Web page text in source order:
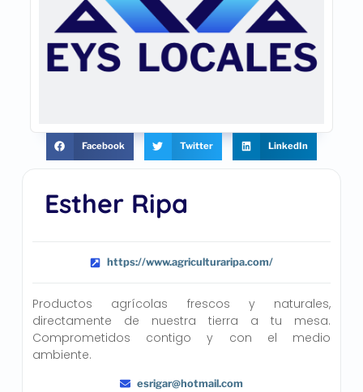
Esther Ripa
https://www.agriculturaripa.com/
Productos agrícolas frescos y naturales,
directamente de nuestra tierra a tu mesa.
Comprometidos contigo y con el medio
ambiente.
esrigar@hotmail.com
Facebook Twitter LinkedIn